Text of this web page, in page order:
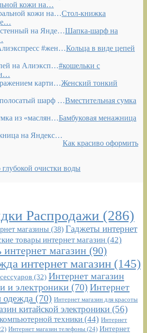
кожи на…
Стол-книжка
Шапка-шарф на
Кольца в виде цепей
#кошельки с
Женский тонкий
Вместительная сумка
Бамбуковая менажница
Как красиво оформить
очистки воды
Распродажи (286)
магазины (38) Гаджеты интернет
товары интернет магазин (42)
магазин (90)
интернет магазин (145)
(32) Интернет магазин
и электроники (70) Интернет
одежда (70) Интернет магазин для красоты
китайской электроники (56)
техники (44) Интернет
Интернет магазин телефоны (24) Интернет